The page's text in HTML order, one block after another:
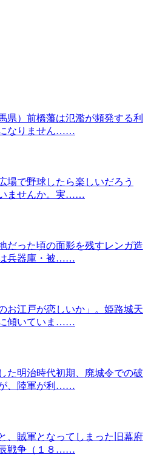
県）前橋藩は氾濫が頻発する利
なりません……
場で野球したら楽しいだろう
ませんか。実……
だった頃の面影を残すレンガ造
は兵器庫・被……
お江戸が恋しいか」。姫路城天
傾いていま……
た明治時代初期、廃城令での破
、陸軍が利……
、賊軍となってしまった旧幕府
戦争（１８……